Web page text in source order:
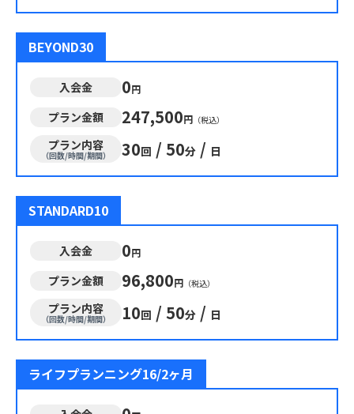
BEYOND30
入会金 0円
プラン金額 247,500円 （税込）
プラン内容
（回数/時間/期間） 30回 / 50分 / 日
STANDARD10
入会金 0円
プラン金額 96,800円 （税込）
プラン内容
（回数/時間/期間） 10回 / 50分 / 日
ライフプランニング16/2ヶ月